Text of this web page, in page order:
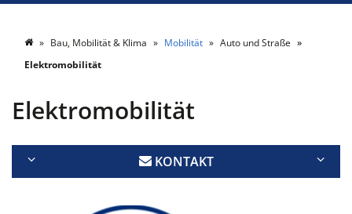
Bau, Mobilität & Klima Mobilität
Auto und Straße
Elektromobilität
Elektromobilität
KONTAKT